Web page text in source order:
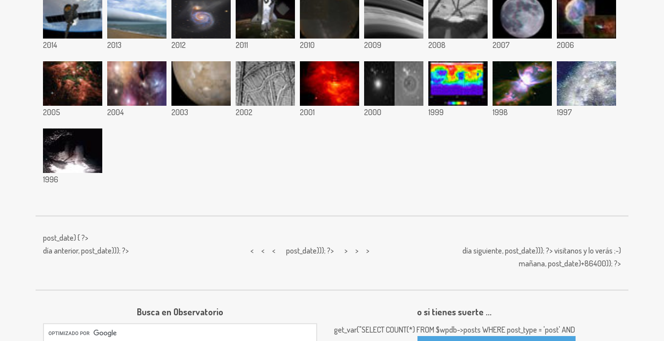
2014 2013 2012 2011 2010 2009 2008 2007 2006
2005 2004 2003 2002 2001 2000 1999 1998 1997
1996
post_date) { ?>
día anterior,post_date))); ?> < < < post_date))); ?> > > > día siguiente,post_date))); ?> visitanos y lo verás ;-)
mañana,post_date)+86400)); ?>
Busca en Observatorio o si tienes suerte ...
get_var("SELECT COUNT(*) FROM $wpdb->posts WHERE post_type = 'post' AND